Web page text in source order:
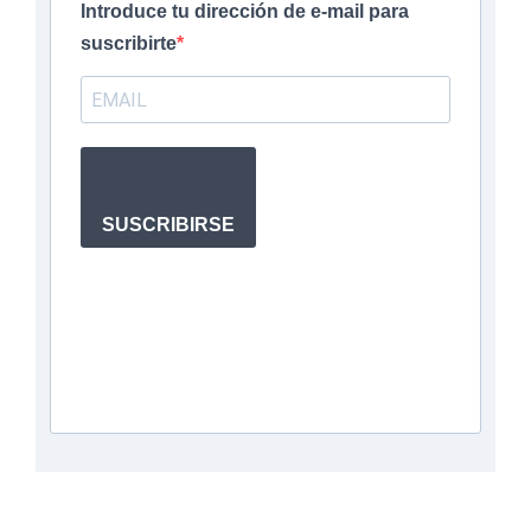
Introduce tu dirección de e-mail para
suscribirte
SUSCRIBIRSE